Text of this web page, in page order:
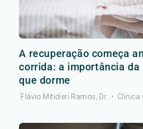
A recuperação começa
corrida: a importância da
que dorme
Flávio Mitidieri Ramos, Dr. • Clinica